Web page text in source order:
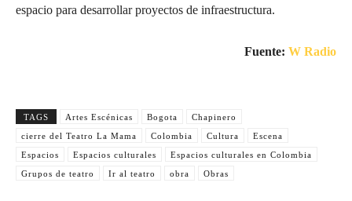
espacio para desarrollar proyectos de infraestructura.
Fuente: W Radio
TAGS Artes Escénicas Bogota
Chapinero
cierre del Teatro La Mama
Colombia Cultura
Escena
Espacios
Espacios culturales
Espacios culturales en Colombia
Grupos de teatro
Ir al teatro obra Obras